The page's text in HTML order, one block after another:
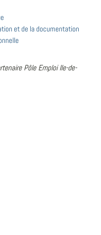
et de la documentation
Pôle Emploi Ile-de-